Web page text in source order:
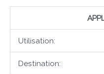
Utilisation:
Destination: